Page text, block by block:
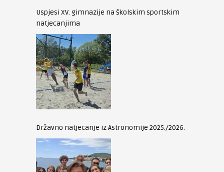
Uspjesi XV. gimnazije na školskim sportskim
natjecanjima
Državno natjecanje iz Astronomije 2025./2026.